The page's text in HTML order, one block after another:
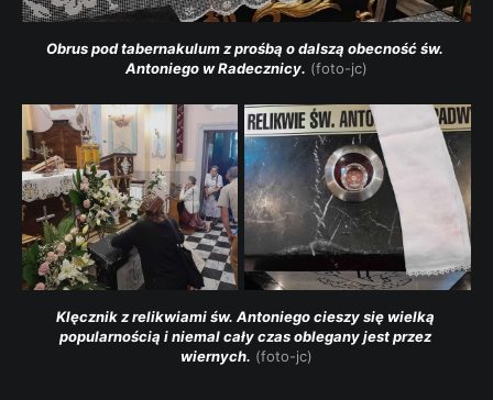
Obrus pod tabernakulum z prośbą o dalszą obecność św.
Antoniego w Radecznicy. (foto-jc)
Klęcznik z relikwiami św. Antoniego cieszy się wielką
popularnością i niemal cały czas oblegany jest przez
wiernych. (foto-jc)